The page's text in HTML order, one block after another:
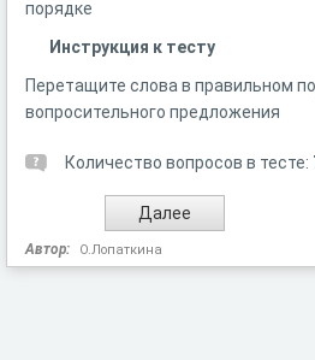
порядке
Инструкция к тесту
Перетащите слова в правильном
вопросительного предложения
Количество вопросов в тесте:
Автор: О.Лопаткина